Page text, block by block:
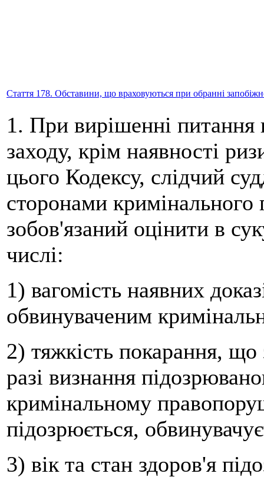
Стаття 178. Обставини, що враховуються при обранні
1. При вирішенні питання
заходу, крім наявності
цього Кодексу, слідчий
сторонами кримінального
зобов'язаний оцінити в
числі:
1) вагомість наявних
обвинуваченим
2) тяжкість покарання, що
разі визнання
кримінальному
підозрюється,
3) вік та стан здоров'я